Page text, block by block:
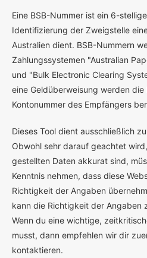
Eine BSB-Nummer ist ein 6-
Identifizierung der Zweigstelle
Australien dient. BSB-Nummern
Zahlungssystemen "Australian
und "Bulk Electronic Clearing
eine Geldüberweisung werden
Kontonummer des Empfängers
Dieses Tool dient ausschließlich
Obwohl sehr darauf geachtet
gestellten Daten akkurat sind,
Kenntnis nehmen, dass diese
Richtigkeit der Angaben
kann die Richtigkeit der Angaben
Wenn du eine wichtige,
musst, dann empfehlen wir dir
kontaktieren.